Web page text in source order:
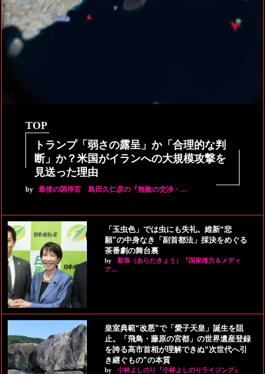
TOP
トランプ「弱さの露呈」か「合理的な判
断」か？米国がイランへの大規模攻撃を
見送った理由
by 最後の調停官 島田久仁彦の『無敵の交渉・…
「玉虫色」では虫にも失礼。維新“悲
願”の中身なき「副首都法」採決をめぐる
茶番劇の舞台裏
by
新恭（あらたきょう）『国家権力＆メディ
ア…
皇室典範“改悪”で「愛子天皇」誕生を阻
止。「飛鳥・藤原の宮都」の世界遺産登録
を誇る高市首相が理解できぬ“次世代へ引
き継ぐもの”の本質
by 小林よしのり『小林よしのりライジング』